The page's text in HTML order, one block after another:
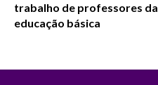
trabalho de professores da
educação básica